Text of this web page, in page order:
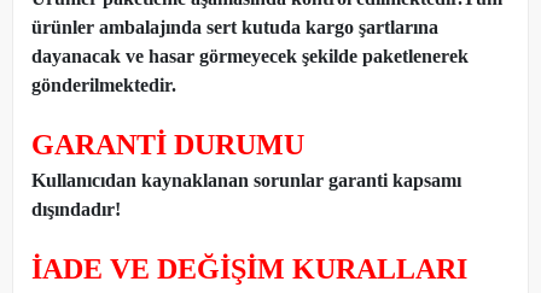
ürünler ambalajında sert kutuda kargo şartlarına
dayanacak ve hasar görmeyecek şekilde paketlenerek
gönderilmektedir.
GARANTİ DURUMU
Kullanıcıdan kaynaklanan sorunlar garanti kapsamı
dışındadır!
İADE VE DEĞİŞİM KURALLARI